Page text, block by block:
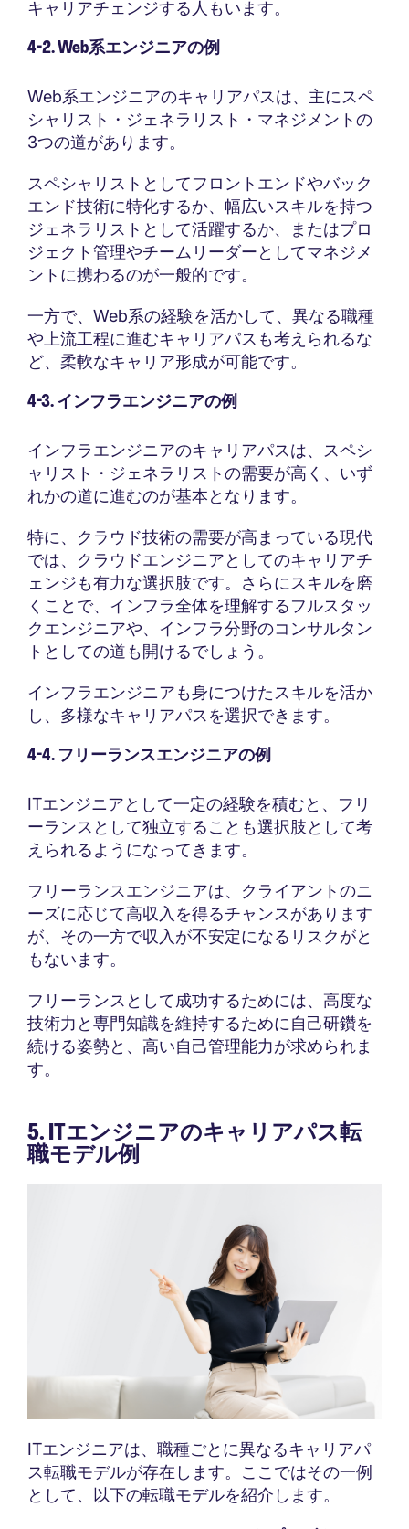
キャリアチェンジする人もいます。
4-2. Web系エンジニアの例
Web系エンジニアのキャリアパスは、主にスペ
シャリスト・ジェネラリスト・マネジメントの
3つの道があります。
スペシャリストとしてフロントエンドやバック
エンド技術に特化するか、幅広いスキルを持つ
ジェネラリストとして活躍するか、またはプロ
ジェクト管理やチームリーダーとしてマネジメ
ントに携わるのが一般的です。
一方で、Web系の経験を活かして、異なる職種
や上流工程に進むキャリアパスも考えられるな
ど、柔軟なキャリア形成が可能です。
4-3. インフラエンジニアの例
インフラエンジニアのキャリアパスは、スペシ
ャリスト・ジェネラリストの需要が高く、いず
れかの道に進むのが基本となります。
特に、クラウド技術の需要が高まっている現代
では、クラウドエンジニアとしてのキャリアチ
ェンジも有力な選択肢です。さらにスキルを磨
くことで、インフラ全体を理解するフルスタッ
クエンジニアや、インフラ分野のコンサルタン
トとしての道も開けるでしょう。
インフラエンジニアも身につけたスキルを活か
し、多様なキャリアパスを選択できます。
4-4. フリーランスエンジニアの例
ITエンジニアとして一定の経験を積むと、フリ
ーランスとして独立することも選択肢として考
えられるようになってきます。
フリーランスエンジニアは、クライアントのニ
ーズに応じて高収入を得るチャンスがあります
が、その一方で収入が不安定になるリスクがと
もないます。
フリーランスとして成功するためには、高度な
技術力と専門知識を維持するために自己研鑽を
続ける姿勢と、高い自己管理能力が求められま
す。
5. ITエンジニアのキャリアパス転
職モデル例
ITエンジニアは、職種ごとに異なるキャリアパ
ス転職モデルが存在します。ここではその一例
として、以下の転職モデルを紹介します。